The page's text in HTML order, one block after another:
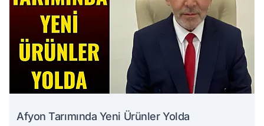
Afyon Tarımında Yeni Ürünler Yolda